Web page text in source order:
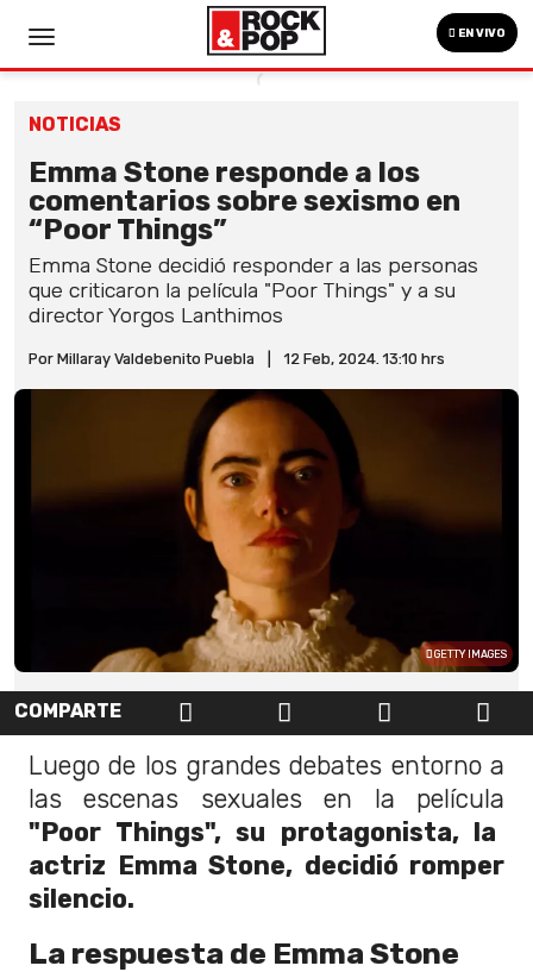
EN VIVO
NOTICIAS
Emma Stone responde a los
comentarios sobre sexismo en
“Poor Things”
Emma Stone decidió responder a las personas
que criticaron la película "Poor Things" y a su
director Yorgos Lanthimos
Por Millaray Valdebenito Puebla 12 Feb, 2024. 13:10 hrs
GETTY IMAGES
COMPARTE
Luego de los grandes debates entorno a
las escenas sexuales en la película
"Poor Things", su protagonista, la
actriz Emma Stone, decidió romper
silencio.
La respuesta de Emma Stone